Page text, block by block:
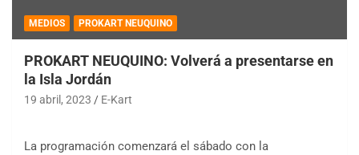
MEDIOS PROKART NEUQUINO
PROKART NEUQUINO: Volverá a presentarse en
la Isla Jordán
19 abril, 2023 E-Kart
La programación comenzará el sábado con la